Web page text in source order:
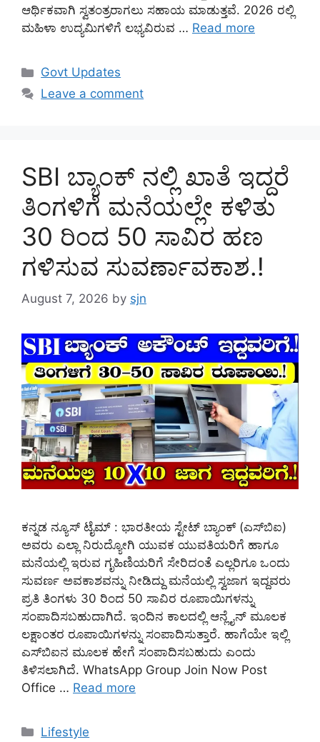
ಆರ್ಥಿಕವಾಗಿ ಸ್ವತಂತ್ರರಾಗಲು ಸಹಾಯ ಮಾಡುತ್ತವೆ. 2026 ರಲ್ಲಿ
ಮಹಿಳಾ ಉದ್ಯಮಿಗಳಿಗೆ ಲಭ್ಯವಿರುವ … Read more
Categories
Govt Updates
Leave a comment
SBI ಬ್ಯಾಂಕ್ ನಲ್ಲಿ ಖಾತೆ ಇದ್ದರೆ
ತಿಂಗಳಿಗೆ ಮನೆಯಲ್ಲೇ ಕಳಿತು
30 ರಿಂದ 50 ಸಾವಿರ ಹಣ
ಗಳಿಸುವ ಸುವರ್ಣಾವಕಾಶ.!
August 7, 2026 by sjn
ಕನ್ನಡ ನ್ಯೂಸ್ ಟೈಮ್ : ಭಾರತೀಯ ಸ್ಟೇಟ್ ಬ್ಯಾಂಕ್ (ಎಸ್‌ಬಿಐ)
ಅವರು ಎಲ್ಲಾ ನಿರುದ್ಯೋಗಿ ಯುವಕ ಯುವತಿಯರಿಗೆ ಹಾಗೂ
ಮನೆಯಲ್ಲಿ ಇರುವ ಗೃಹಿಣಿಯರಿಗೆ ಸೇರಿದಂತೆ ಎಲ್ಲರಿಗೂ‌ ಒಂದು
ಸುವರ್ಣ ಅವಕಾಶವನ್ನು ನೀಡಿದ್ದು ಮನೆಯಲ್ಲಿ ಸ್ವಜಾಗ ಇದ್ದವರು
ಪ್ರತಿ ತಿಂಗಳು 30 ರಿಂದ 50 ಸಾವಿರ ರೂಪಾಯಿಗಳನ್ನು
ಸಂಪಾದಿಸಬಹುದಾಗಿದೆ. ಇಂದಿನ ಕಾಲದಲ್ಲಿ ಆನ್ಲೈನ್ ಮೂಲಕ
ಲಕ್ಷಾಂತರ ರೂಪಾಯಿಗಳನ್ನು ಸಂಪಾದಿಸುತ್ತಾರೆ. ಹಾಗೆಯೇ ಇಲ್ಲಿ‌
ಎಸ್‌ಬಿಐನ ಮೂಲಕ ಹೇಗೆ ಸಂಪಾದಿಸಬಹುದು ಎಂದು
ತಿಳಿಸಲಾಗಿದೆ. WhatsApp Group Join Now Post
Office … Read more
Categories
Lifestyle